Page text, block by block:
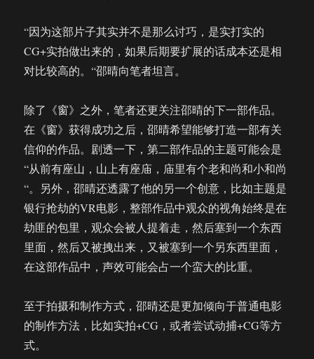
“因为这部片子其实并不是那么讨巧，是实打实的
CG+实拍做出来的，如果后期要扩展的话成本还是相
对比较高的。“邵晴向笔者坦言。
除了《窗》之外，笔者还更关注邵晴的下一部作品。
在《窗》获得成功之后，邵晴希望能够打造一部有关
信仰的作品。剧透一下，第二部作品的主题可能会是
“从前有座山，山上有座庙，庙里有个老和尚和小和尚
“。另外，邵晴还透露了他的另一个创意，比如主题是
银行抢劫的VR电影，整部作品中观众的视角始终是在
劫匪的包里，观众会被人提着走，然后塞到一个东西
里面，然后又被拽出来，又被塞到一个另东西里面，
在这部作品中，声效可能会占一个蛮大的比重。
至于拍摄和制作方式，邵晴还是更加倾向于普通电影
的制作方法，比如实拍+CG，或者尝试动捕+CG等方
式。